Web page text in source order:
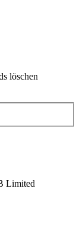
löschen
Limited